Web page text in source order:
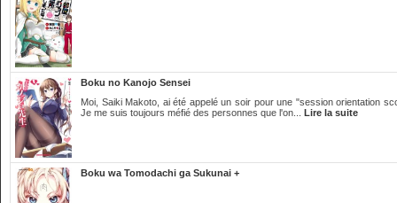
Boku no Kanojo Sensei
Moi, Saiki Makoto, ai été appelé un soir pour une "session orientation
Je me suis toujours méfié des personnes que l'on... Lire la suite
Boku wa Tomodachi ga Sukunai +